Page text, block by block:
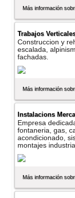
Más información
Trabajos
Construccion y
escalada,
fachadas.
Más información
Instalacions
Empresa
fontaneria, gas,
acondicionado,
montajes
Más información